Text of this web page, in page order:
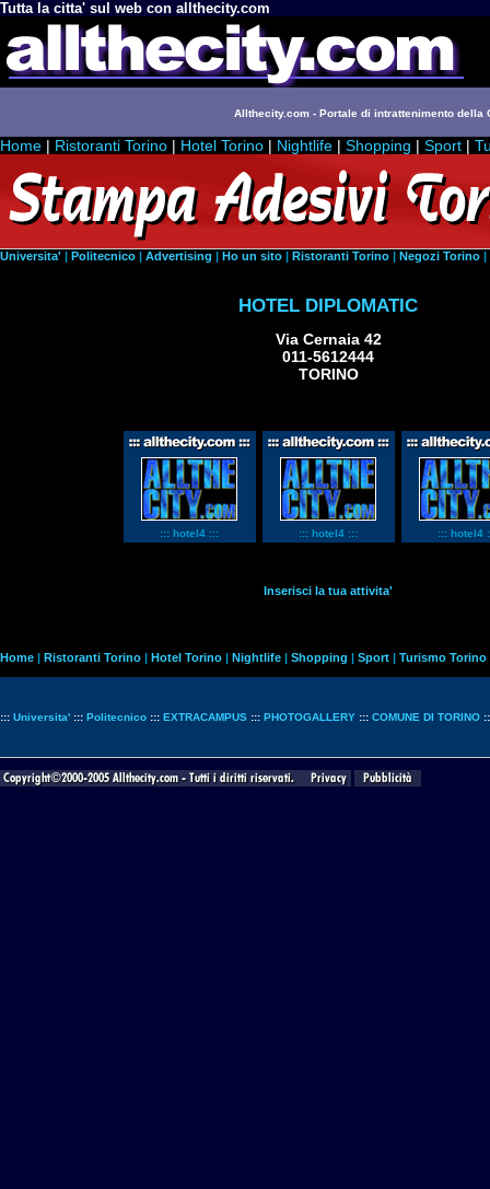
Tutta la citta' sul web con allthecity.com
Allthecity.com - Portale di intrattenimento della
Home | Ristoranti Torino | Hotel Torino | Nightlife | Shopping | Sport |
Universita' | Politecnico | Advertising | Ho un sito | Ristoranti Torino | Negozi Torino |
HOTEL DIPLOMATIC
Via Cernaia 42
011-5612444
TORINO
::: hotel4 ::: ::: hotel4 ::: ::: hotel4
Inserisci la tua attivita'
Home | Ristoranti Torino | Hotel Torino | Nightlife | Shopping | Sport | Turismo Torino
::: Universita' ::: Politecnico ::: EXTRACAMPUS ::: PHOTOGALLERY ::: COMUNE DI TORINO